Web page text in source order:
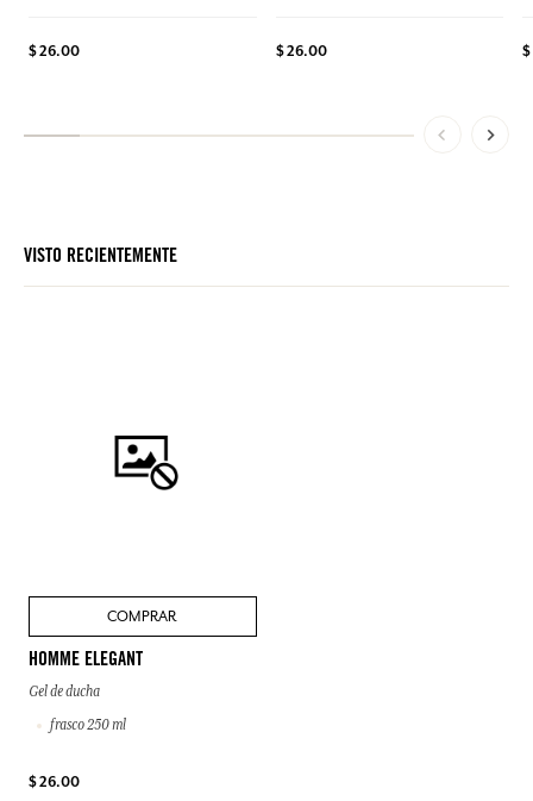
$ 26.00 $ 26.00
VISTO RECIENTEMENTE
COMPRAR
HOMME ELEGANT
Gel de ducha
frasco 250 ml
$ 26.00